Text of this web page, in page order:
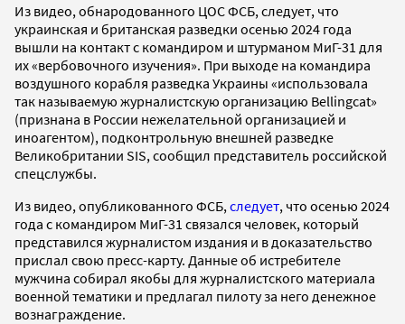
Из видео, обнародованного ЦОС ФСБ, следует, что
украинская и британская разведки осенью 2024 года
вышли на контакт с командиром и штурманом МиГ-31 для
их «вербовочного изучения». При выходе на командира
воздушного корабля разведка Украины «использовала
так называемую журналистскую организацию Bellingcat»
(признана в России нежелательной организацией и
иноагентом), подконтрольную внешней разведке
Великобритании SIS, сообщил представитель российской
спецслужбы.
Из видео, опубликованного ФСБ, следует, что осенью 2024
года с командиром МиГ-31 связался человек, который
представился журналистом издания и в доказательство
прислал свою пресс-карту. Данные об истребителе
мужчина собирал якобы для журналистского материала
военной тематики и предлагал пилоту за него денежное
вознаграждение.